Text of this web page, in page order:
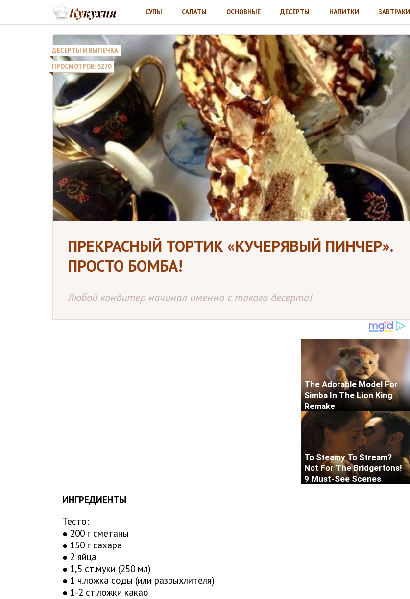
СУПЫ САЛАТЫ ОСНОВНЫЕ ДЕСЕРТЫ НАПИТКИ ЗАВТРАКИ
ДЕСЕРТЫ И ВЫПЕЧКА
ПРОСМОТРОВ: 5270
ПРЕКРАСНЫЙ ТОРТИК «КУЧЕРЯВЫЙ ПИНЧЕР».
ПРОСТО БОМБА!
Любой кондитер начинал именно с такого десерта!
ИНГРЕДИЕНТЫ
Тесто:
● 200 г сметаны
● 150 г сахара
● 2 яйца
● 1,5 ст.муки (250 мл)
● 1 ч.ложка соды (или разрыхлителя)
● 1-2 ст.ложки какао